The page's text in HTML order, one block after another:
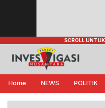
Target Investigasi Nusantara
Edukasi Nusantara
Home NEWS POLITIK